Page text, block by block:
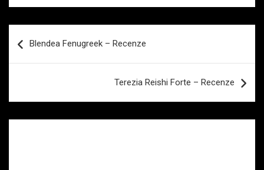
proBlendea Fenugreek – Recenze
Terezia Reishi Forte – Recenze